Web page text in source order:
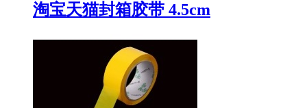
淘宝天猫封箱胶带 4.5cm